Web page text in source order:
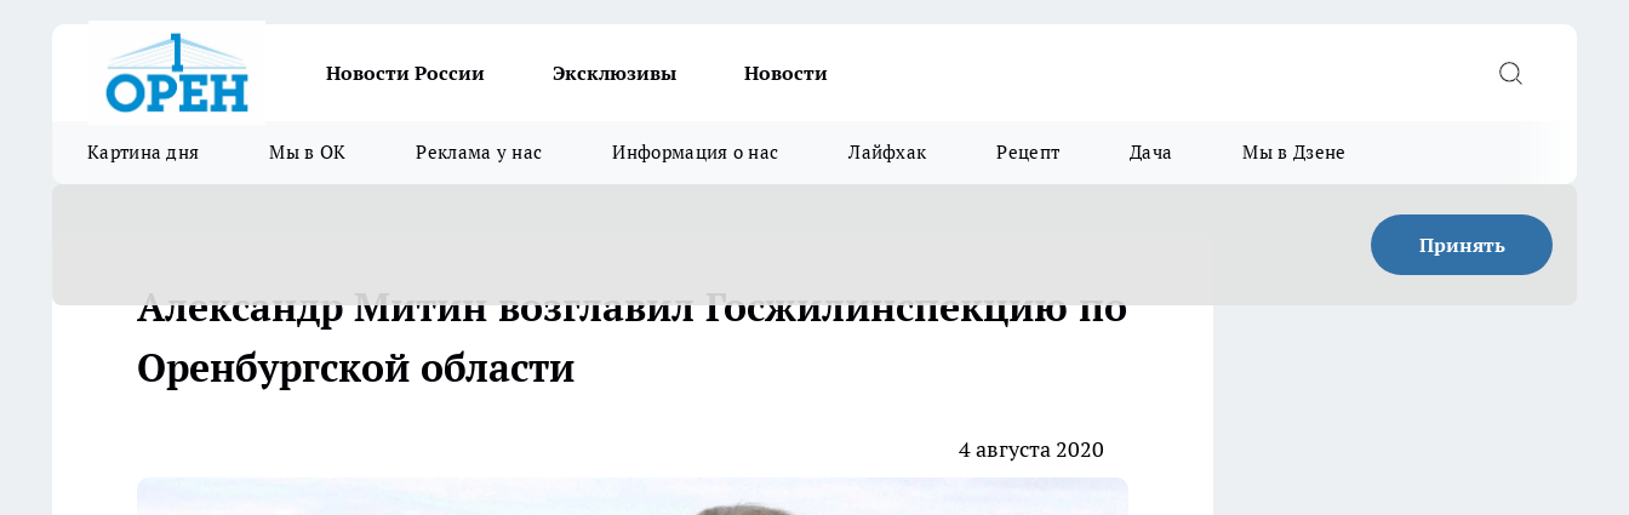
Новости России Эксклюзивы Новости
Картина дня Мы в ОК Реклама у нас Информация о нас Лайфхак Рецепт Дача Мы в Дзене
Принять
Александр Митин возглавил Госжилинспекцию по
Оренбургской области
4 августа 2020